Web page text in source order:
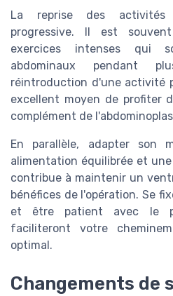
La reprise des
progressive. Il est
exercices intenses qui
abdominaux pendant
réintroduction d'une activité
excellent moyen de profiter
complément de
En parallèle, adapter son
alimentation équilibrée et
contribue à maintenir un
bénéfices de l'opération. Se
et être patient avec le
faciliteront votre
optimal.
Changements de